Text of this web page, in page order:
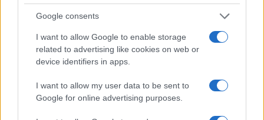
Google consents
I want to allow Google to enable storage
related to advertising like cookies on web or
device identifiers in apps.
I want to allow my user data to be sent to
Google for online advertising purposes.
Continue lendo
INVESTIMENTOS